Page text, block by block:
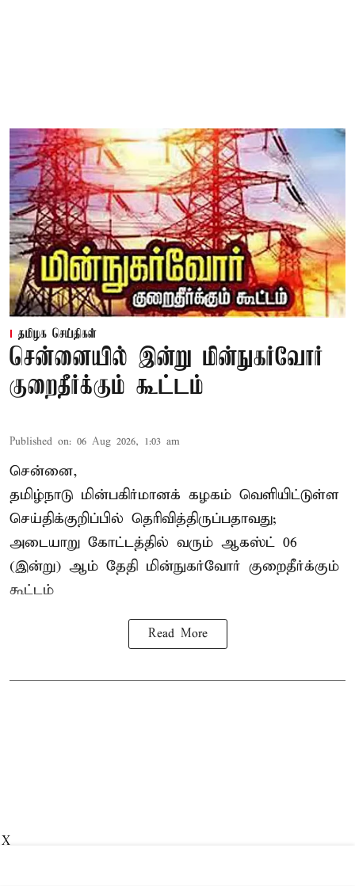
தமிழக செய்திகள்
சென்னையில் இன்று மின்நுகர்வோர்
குறைதீர்க்கும் கூட்டம்
Published on: 06 Aug 2026, 1:03 am
சென்னை,
தமிழ்நாடு மின்பகிர்மானக் கழகம் வெளியிட்டுள்ள
செய்திக்குறிப்பில் தெரிவித்திருப்பதாவது;
அடையாறு கோட்டத்தில் வரும் ஆகஸ்ட் 06
(இன்று) ஆம் தேதி மின்நுகர்வோர் குறைதீர்க்கும்
கூட்டம்
Read More
X